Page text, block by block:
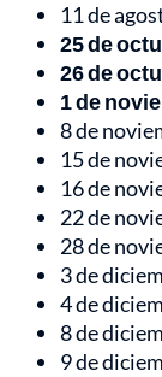
11 de
25 de
26 de
1 de
8 de
15 de
16 de
22 de
28 de
3 de
4 de
8 de
9 de